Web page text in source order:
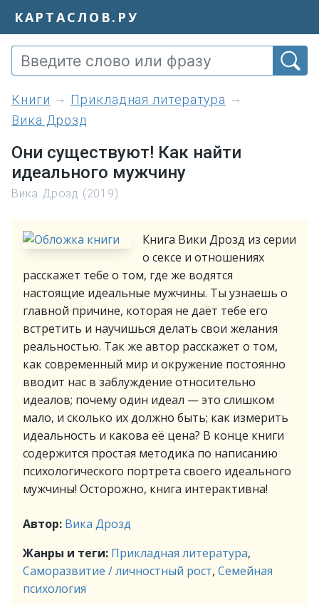
КАРТАСЛОВ.РУ
книги
Прикладная литература
Вика Дрозд
Они существуют! Как найти
идеального мужчину
Вика Дрозд (2019)
Книга Вики Дрозд из серии
о сексе и отношениях
расскажет тебе о том, где же водятся
настоящие идеальные мужчины. Ты узнаешь о
главной причине, которая не даёт тебе его
встретить и научишься делать свои желания
реальностью. Так же автор расскажет о том,
как современный мир и окружение постоянно
вводит нас в заблуждение относительно
идеалов; почему один идеал — это слишком
мало, и сколько их должно быть; как измерить
идеальность и какова её цена? В конце книги
содержится простая методика по написанию
психологического портрета своего идеального
мужчины! Осторожно, книга интерактивна!
Автор: Вика Дрозд
Жанры и теги: Прикладная литература,
Саморазвитие / личностный рост, Семейная
психология